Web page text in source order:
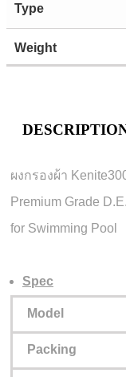
Type
Weight
ผงกรองผ้า
Premium Grade
for Swimming Pool
Spec
Model
Packing